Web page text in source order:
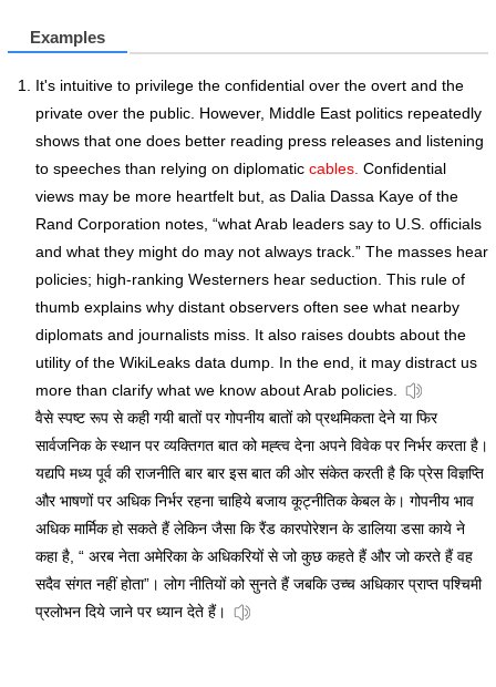
Examples
It's intuitive to privilege the confidential over the overt and the
private over the public. However, Middle East politics repeatedly
shows that one does better reading press releases and listening
to speeches than relying on diplomatic cables. Confidential
views may be more heartfelt but, as Dalia Dassa Kaye of the
Rand Corporation notes, “what Arab leaders say to U.S. officials
and what they might do may not always track.” The masses hear
policies; high-ranking Westerners hear seduction. This rule of
thumb explains why distant observers often see what nearby
diplomats and journalists miss. It also raises doubts about the
utility of the WikiLeaks data dump. In the end, it may distract us
more than clarify what we know about Arab policies.
वैसे स्पष्ट रूप से कही गयी बातों पर गोपनीय बातों को प्रथमिकता देने या फिर
सार्वजनिक के स्थान पर व्यक्तिगत बात को मह्त्व देना अपने विवेक पर निर्भर करता है।
यद्यपि मध्य पूर्व की राजनीति बार बार इस बात की ओर संकेत करती है कि प्रेस विज्ञप्ति
और भाषणों पर अधिक निर्भर रहना चाहिये बजाय कूट्नीतिक केबल के। गोपनीय भाव
अधिक मार्मिक हो सकते हैं लेकिन जैसा कि रैंड कारपोरेशन के डालिया डसा काये ने
कहा है, “ अरब नेता अमेरिका के अधिकरियों से जो कुछ कहते हैं और जो करते हैं वह
सदैव संगत नहीं होता”। लोग नीतियों को सुनते हैं जबकि उच्च अधिकार प्राप्त पश्चिमी
प्रलोभन दिये जाने पर ध्यान देते हैं।